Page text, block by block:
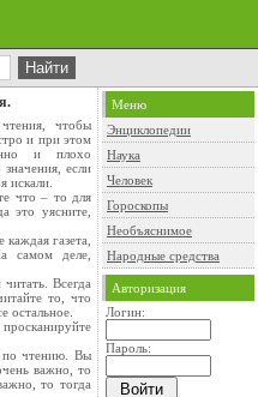
чтобы
и при этом
и плохо
если
искали.
что – то для
это уясните,
газета,
самом деле,
Всегда
то, что
остальное.
по чтению. Вы
важно, то
то тогда
Меню
Энциклопедии
Наука
Человек
Гороскопы
Необъяснимое
Народные средства
Авторизация
Логин:
Пароль: